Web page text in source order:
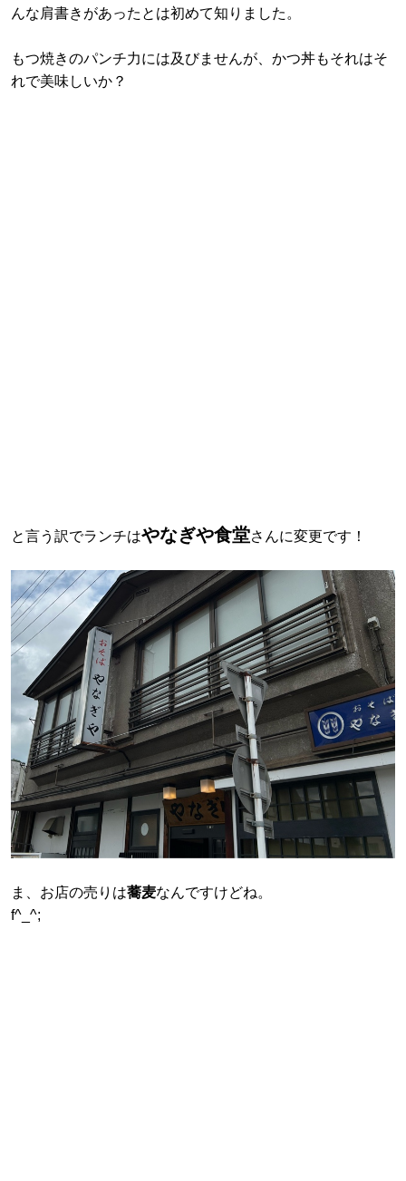
んな肩書きがあったとは初めて知りました。
もつ焼きのパンチ力には及びませんが、かつ丼もそれはそ
れで美味しいか？
と言う訳でランチはやなぎや食堂さんに変更です！
ま、お店の売りは蕎麦なんですけどね。
f^_^;